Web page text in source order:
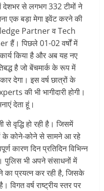
से लगभग 332 टीमों ने
एक बड़ा मेगा इवेंट करने की
Partner व Tech
पिछले 01-02 वर्षों में
किया है और अब यह नए
है जो बेंचमार्क के रूप में
देगा। इस वर्ष छात्रों के
की भी भागीदारी होगी।
देता हूं।
से वृद्धि हो रही है। जिसमें
के कोने-कोने से सामने आ रहे
कारण दिन प्रतिदिन विभिन्न
पुलिस भी अपने संसाधनों में
प्रयत्न कर रही है, जिसके
वर्ष राष्ट्रीय स्तर पर